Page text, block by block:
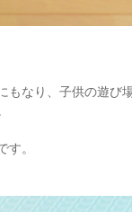
なり、子供の遊び
。